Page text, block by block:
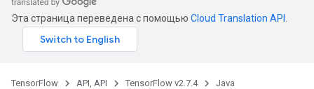
Эта страница переведена с помощью Cloud Translation API
TensorFlow API, API TensorFlow v2.7.4 Java